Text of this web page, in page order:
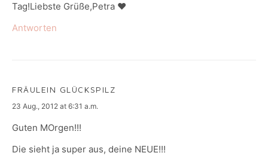
Tag!Liebste Grüße,Petra ♥
Antworten
FRÄULEIN GLÜCKSPILZ
says:
23 Aug., 2012 at 6:31 a.m.
Guten MOrgen!!!
Die sieht ja super aus, deine NEUE!!!